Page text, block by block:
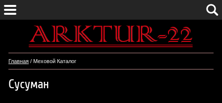
Главная / Меховой Каталог
Сусуман